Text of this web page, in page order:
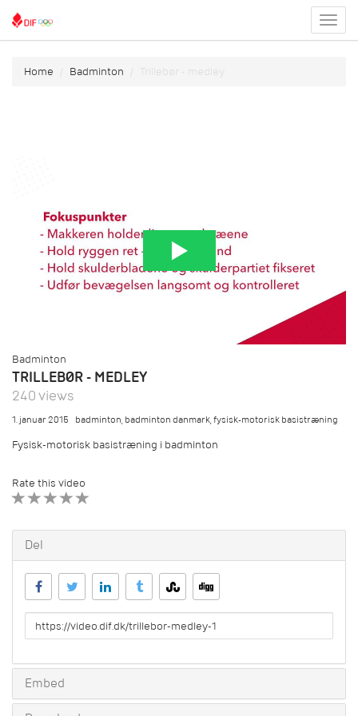
menu
Home Badminton Trillebør - medley
Badminton
TRILLEBØR - MEDLEY
240 views
1. januar 2015 badminton,badminton danmark,fysisk-motorisk basistræning
Fysisk-motorisk basistræning i badminton
Rate this video
Del
URL
to
Embed